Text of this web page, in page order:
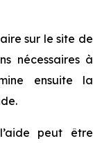
sur le site de
nécessaires à
ensuite la
peut être